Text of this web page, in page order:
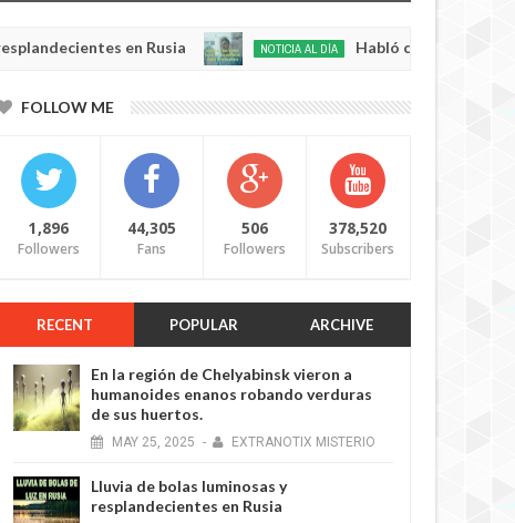
en Rusia
20250
NOTICIA AL DÍA Habló con Dios: Hombre en
FOLLOW ME
1,896
Followers
44,305
Fans
506
Followers
378,520
Subscribers
RECENT POPULAR ARCHIVE
En la región de Chelyabinsk vieron a
humanoides enanos robando verduras
de sus huertos.
MAY 25, 2025 - EXTRANOTIX MISTERIO
Lluvia de bolas luminosas y
resplandecientes en Rusia